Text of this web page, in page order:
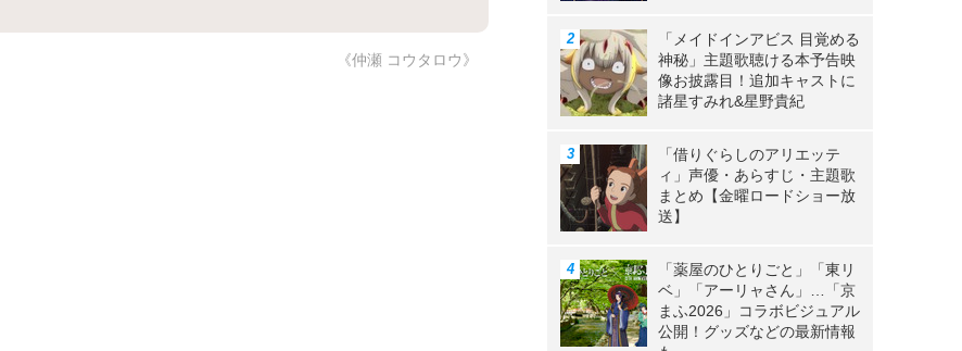
《仲瀬 コウタロウ》
「メイドインアビス 目覚める
神秘」主題歌聴ける本予告映
像お披露目！追加キャストに
諸星すみれ&星野貴紀
「借りぐらしのアリエッテ
ィ」声優・あらすじ・主題歌
まとめ【金曜ロードショー放
送】
「薬屋のひとりごと」「東リ
ベ」「アーリャさん」…「京
まふ2026」コラボビジュアル
公開！グッズなどの最新情報